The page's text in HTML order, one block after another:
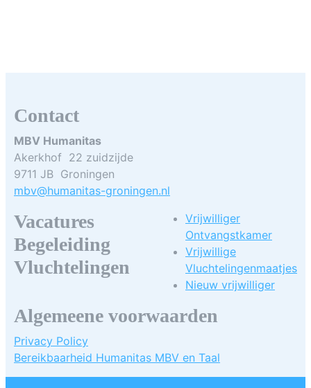
Contact
MBV Humanitas
Akerkhof 22 zuidzijde
9711 JB Groningen
mbv@humanitas-groningen.nl
Vacatures
Begeleiding
Vluchtelingen
Vrijwilliger
Ontvangstkamer
Vrijwillige
Vluchtelingenmaatjes
Nieuw vrijwilliger
Algemeene voorwaarden
Privacy Policy
Bereikbaarheid Humanitas MBV en Taal